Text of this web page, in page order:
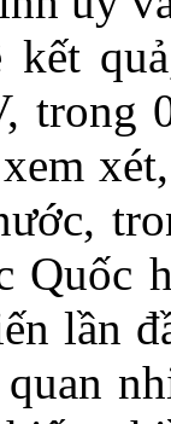
kết
trong
Quốc
lần